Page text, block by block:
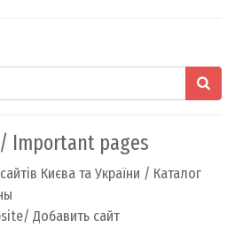
/ Important pages
Києва та України / Каталог
Добавить сайт